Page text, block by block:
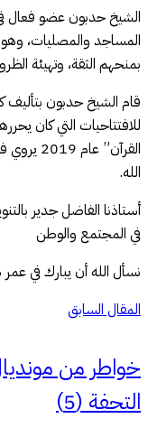
المساجد والمصليات،
بمنحهم الثقة، وتهيئة
للافتتاحيات التي كان
الله.
أستاذنا الفاضل جدير
في المجتمع والوطن
نسأل الله أن يبارك في
المقال السابق
خواطر من
التحفة (5)